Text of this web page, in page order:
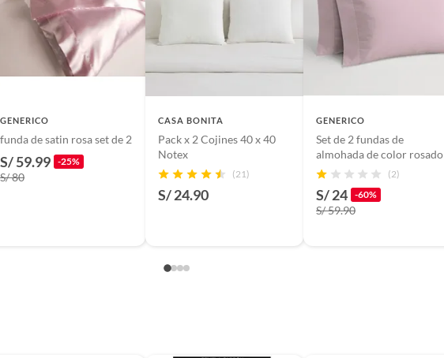
cojín
GENERICO
funda de satin rosa set de 2
S/ 59.99 -25%
S/ 80
CASA BONITA
Pack x 2 Cojines 40 x 40
Notex
(21)
S/ 24.90
GENERICO
Set de 2 fundas de
almohada de color rosado
(2)
S/ 24 -60%
S/ 59.90